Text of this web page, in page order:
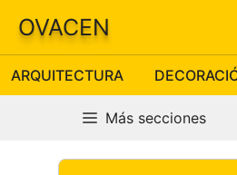
Saltar
contenido
OVACEN
ARQUITECTURA
Más secciones